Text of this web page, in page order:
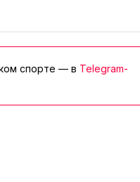
спорте — в Telegram-